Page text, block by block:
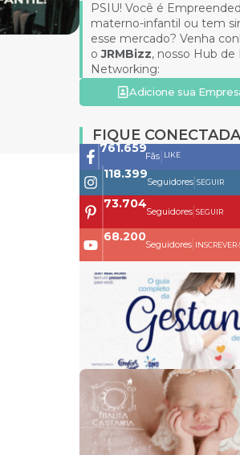
PSIU! Você é
materno-infantil ou tem
esse mercado? Venha
oJRMBizz, nosso Hub de
Networking:
Adicione sua
FIQUE
761.659
Fãs LIKE
118.399
Seguidores| SEGUIR
73.704
Seguidores| SEGUIR
68.200
Seguidores| INSCREVER-